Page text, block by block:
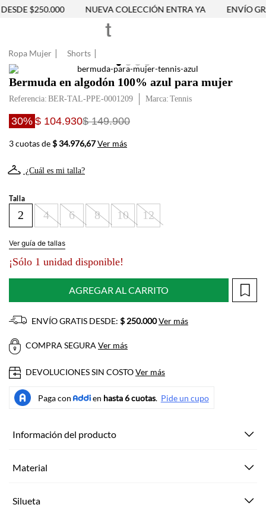
$250.000 NUEVA COLECCIÓN ENTRA YA ENVÍO
Ropa Mujer Shorts
Bermuda en algodón 100% azul para mujer
Referencia: BER-TAL-PPE-0001209 Tennis
30% $ 104.930$ 149.900
3 cuotas de$ 34.976,67Ver más
¿Cuál es mi talla?
Talla
2 4 6 8 10 12
Ver guía de tallas
¡Sólo 1 unidad disponible!
AGREGAR AL CARRITO
ENVÍO GRATIS DESDE: $ 250.000Ver más
COMPRA SEGURA Ver más
DEVOLUCIONES SIN COSTOVer más
Información del producto
Material
Silueta